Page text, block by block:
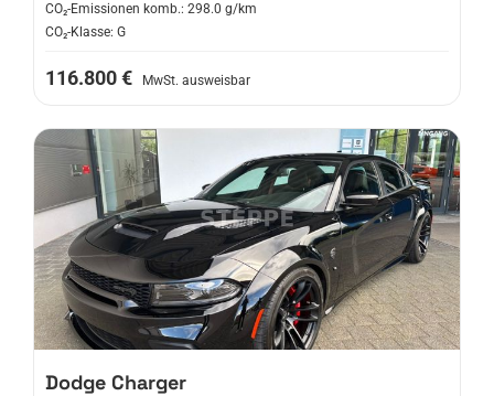
CO₂-Emissionen komb.: 298.0 g/km
CO₂-Klasse: G
116.800 € MwSt. ausweisbar
Dodge Charger